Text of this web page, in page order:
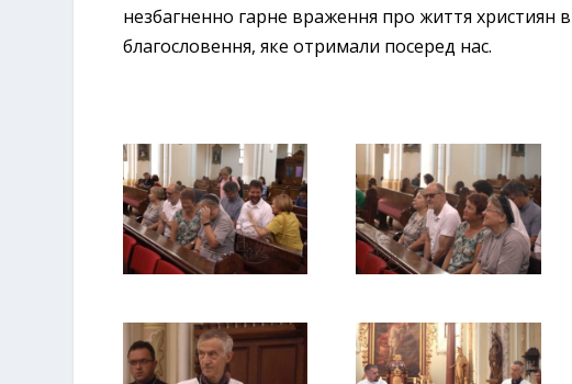
незбагненно гарне враження про життя християн в
благословення, яке отримали посеред нас.